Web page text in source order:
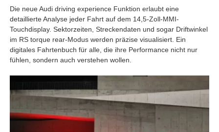
Die neue Audi driving experience Funktion erlaubt eine
detaillierte Analyse jeder Fahrt auf dem 14,5-Zoll-MMI-
Touchdisplay. Sektorzeiten, Streckendaten und sogar Driftwinkel
im RS torque rear-Modus werden präzise visualisiert. Ein
digitales Fahrtenbuch für alle, die ihre Performance nicht nur
fühlen, sondern auch verstehen wollen.